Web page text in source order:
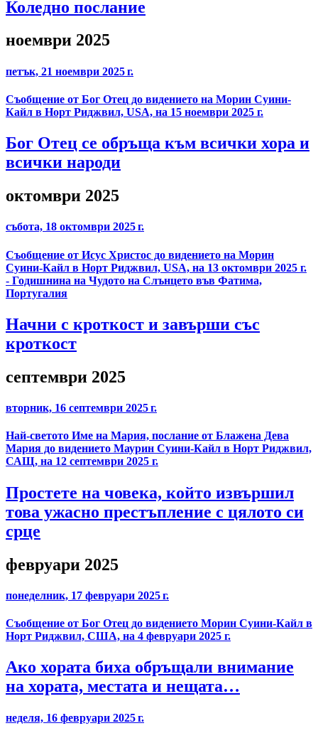
Коледно послание
ноември 2025
петък, 21 ноември 2025 г.
Съобщение от Бог Отец до видението на Морин Суини-
Кайл в Норт Риджвил, USA, на 15 ноември 2025 г.
Бог Отец се обръща към всички хора и
всички народи
октомври 2025
събота, 18 октомври 2025 г.
Съобщение от Исус Христос до видението на Морин
Суини-Кайл в Норт Риджвил, USA, на 13 октомври 2025 г.
- Годишнина на Чудото на Слънцето във Фатима,
Португалия
Начни с кроткост и завърши със
кроткост
септември 2025
вторник, 16 септември 2025 г.
Най-светото Име на Мария, послание от Блажена Дева
Мария до видението Маурин Суини-Кайл в Норт Риджвил,
САЩ, на 12 септември 2025 г.
Простете на човека, който извършил
това ужасно престъпление с цялото си
срце
февруари 2025
понеделник, 17 февруари 2025 г.
Съобщение от Бог Отец до видението Морин Суини-Кайл в
Норт Риджвил, США, на 4 февруари 2025 г.
Ако хората биха обръщали внимание
на хората, местата и нещата…
неделя, 16 февруари 2025 г.